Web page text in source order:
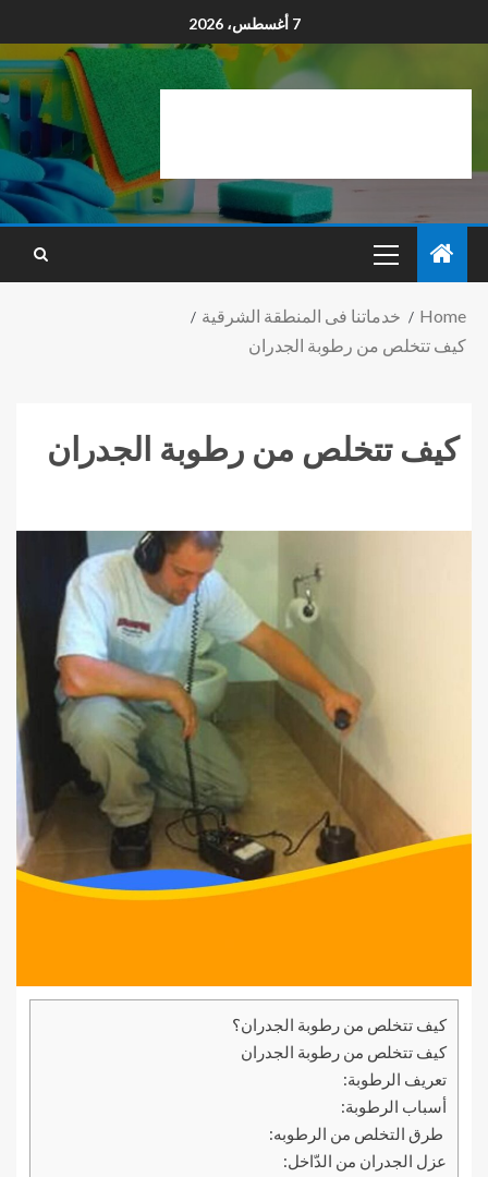
7 أغسطس، 2026
Home
خدماتنا فى المنطقة الشرقية
كيف تتخلص من رطوبة الجدران
كيف تتخلص من رطوبة الجدران
كيف تتخلص من رطوبة الجدران؟
كيف تتخلص من رطوبة الجدران
تعريف الرطوبة:
أسباب الرطوبة:
طرق التخلص من الرطوبه:
عزل الجدران من الدّاخل: